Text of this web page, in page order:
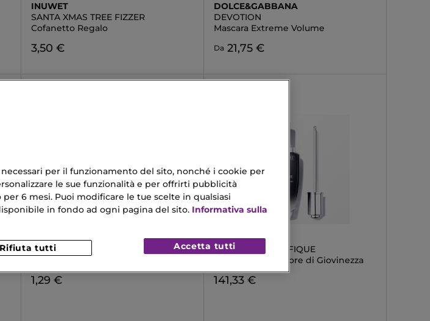
INUWET
SANTA XMAS TREE FIZZER
Cofanetto Regalo
3,50 €
DOLCE&GABBANA
DEVOTION
Mascara Extreme Volume
Da 21,75 €
ESSENCE
MICRO PRECISE
1,29 €
LANCÔME
ADVANCED GÉNIFIQUE
Siero Viso Attivatore di Giovinezza
141,33 €
per il funzionamento del sito, nonché i cookie per
le sue funzionalità e per offrirti pubblicità
6 mesi. Puoi modificare le tue scelte in qualsiasi
in fondo ad ogni pagina del sito. Informativa sulla
Rifiuta tutti Accetta tutti